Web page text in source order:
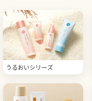
うるおいシリーズ